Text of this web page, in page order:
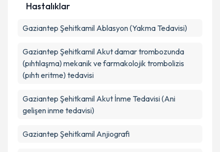
Hastalıklar
Gaziantep Şehitkamil Ablasyon (Yakma Tedavisi)
Gaziantep Şehitkamil Akut damar trombozunda
(pıhtılaşma) mekanik ve farmakolojik trombolizis
(pıhtı eritme) tedavisi
Gaziantep Şehitkamil Akut İnme Tedavisi (Ani
gelişen inme tedavisi)
Gaziantep Şehitkamil Anjiografi